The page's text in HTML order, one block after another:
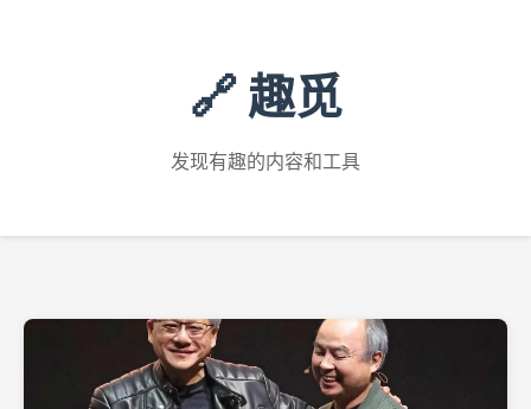
🔗 趣觅
发现有趣的内容和工具